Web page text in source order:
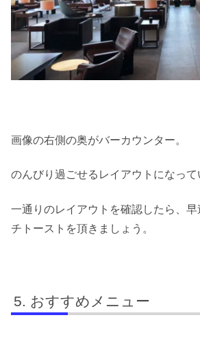
画像の右側の奥がバーカウンター。
のんびり過ごせるレイアウトになって
一通りのレイアウトを確認したら、
チトーストを頂きましょう。
おすすめメニュー